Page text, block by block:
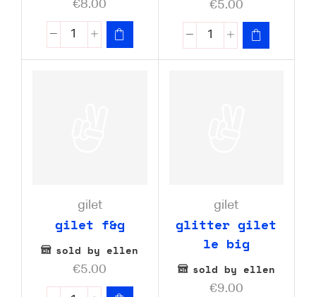
€8.00 €5.00
gilet
gilet f&g
sold by ellen
€5.00
gilet
glitter gilet
le big
sold by ellen
€9.00